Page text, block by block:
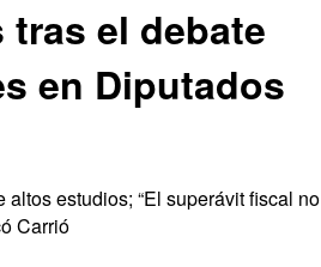
tras el debate
en Diputados
estudios; “El superávit fiscal no
Carrió